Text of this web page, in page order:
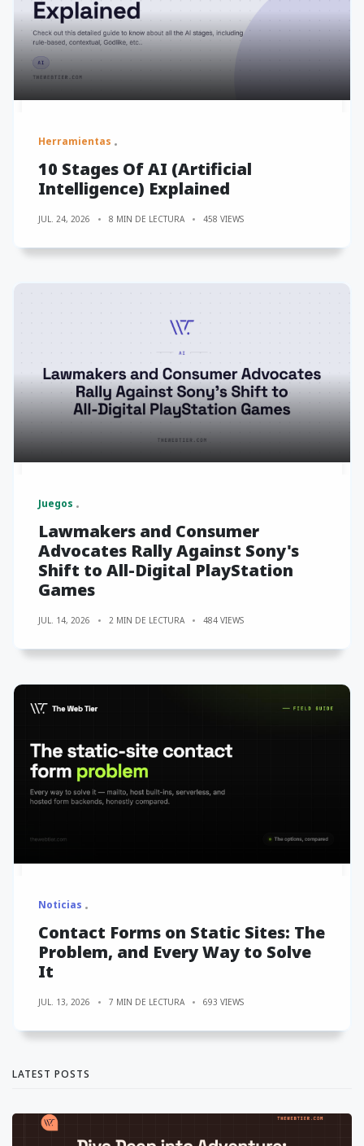
Herramientas
10 Stages Of AI (Artificial
Intelligence) Explained
JUL. 24, 2026 8 MIN DE LECTURA 458 VIEWS
Juegos
Lawmakers and Consumer
Advocates Rally Against Sony's
Shift to All-Digital PlayStation
Games
JUL. 14, 2026 2 MIN DE LECTURA 484 VIEWS
Noticias
Contact Forms on Static Sites: The
Problem, and Every Way to Solve
It
JUL. 13, 2026 7 MIN DE LECTURA 693 VIEWS
LATEST POSTS